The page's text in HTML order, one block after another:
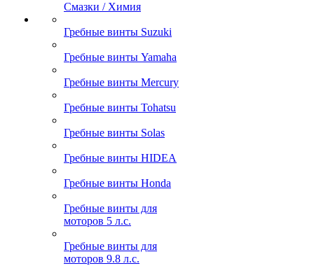
Смазки / Химия
Гребные винты Suzuki
Гребные винты Yamaha
Гребные винты Mercury
Гребные винты Tohatsu
Гребные винты Solas
Гребные винты HIDEA
Гребные винты Honda
Гребные винты для
моторов 5 л.с.
Гребные винты для
моторов 9.8 л.с.